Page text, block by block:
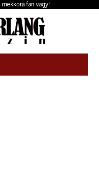
fan vagy!